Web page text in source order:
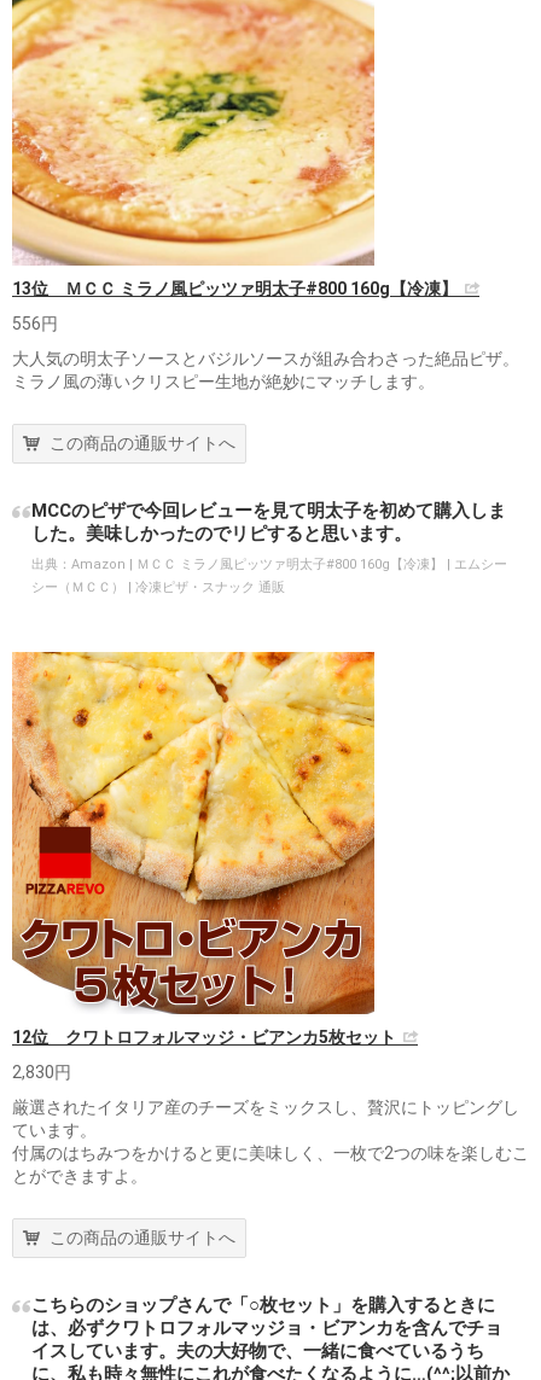
13位 ＭＣＣ ミラノ風ピッツァ明太子#800 160g【冷凍】
556円
大人気の明太子ソースとバジルソースが組み合わさった絶品ピザ。
ミラノ風の薄いクリスピー生地が絶妙にマッチします。
この商品の通販サイトへ
MCCのピザで今回レビューを見て明太子を初めて購入しま
した。美味しかったのでリピすると思います。
出典： Amazon | ＭＣＣ ミラノ風ピッツァ明太子#800 160g【冷凍】 | エムシー
シー（ＭＣＣ） | 冷凍ピザ・スナック 通販
12位 クワトロフォルマッジ・ビアンカ5枚セット
2,830円
厳選されたイタリア産のチーズをミックスし、贅沢にトッピングし
ています。
付属のはちみつをかけると更に美味しく、一枚で2つの味を楽しむこ
とができますよ。
この商品の通販サイトへ
こちらのショップさんで「○枚セット」を購入するときに
は、必ずクワトロフォルマッジョ・ビアンカを含んでチョ
イスしています。夫の大好物で、一緒に食べているうち
に、私も時々無性にこれが食べたくなるように…(^^;以前か